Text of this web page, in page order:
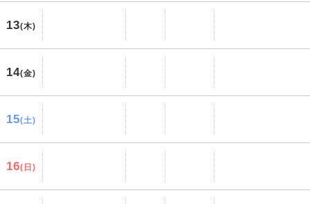
13(木)
14(金)
15(土)
16(日)